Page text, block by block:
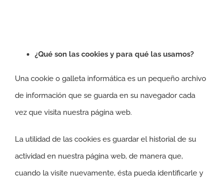
¿Qué son las cookies y para qué las usamos?
Una cookie o galleta informática es un pequeño archivo
de información que se guarda en su navegador cada
vez que visita nuestra página web.
La utilidad de las cookies es guardar el historial de su
actividad en nuestra página web, de manera que,
cuando la visite nuevamente, ésta pueda identificarle y